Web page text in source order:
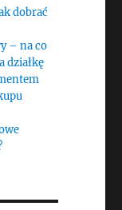
dobrać
– na co
działkę